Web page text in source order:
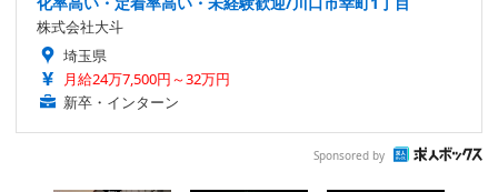
株式会社大斗
埼玉県
月給24万7,500円～32万円
新卒・インターン
Sponsored by